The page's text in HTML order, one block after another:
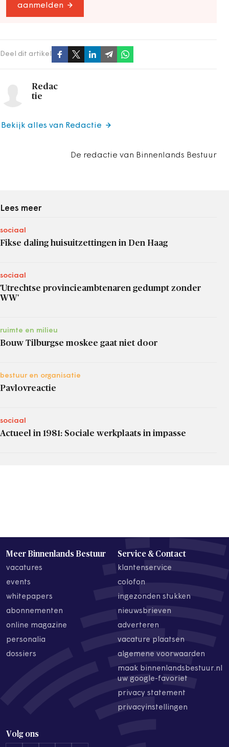
aanmelden
Deel dit artikel
Redac
tie
De redactie van Binnenlands Bestuur
Bekijk alles van Redactie
Lees meer
sociaal
Fikse daling huisuitzettingen in Den Haag
sociaal
'Utrechtse provincieambtenaren gedumpt zonder
WW'
ruimte en milieu
Bouw Tilburgse moskee gaat niet door
bestuur en organisatie
Pavlovreactie
sociaal
Actueel in 1981: Sociale werkplaats in impasse
Meer Binnenlands Bestuur
vacatures
events
whitepapers
abonnementen
online magazine
personalia
dossiers
Service & Contact
klantenservice
colofon
ingezonden stukken
nieuwsbrieven
adverteren
vacature plaatsen
algemene voorwaarden
maak binnenlandsbestuur.nl
uw google-favoriet
privacy statement
privacyinstellingen
Volg ons